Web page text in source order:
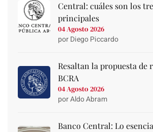
Central: cuáles son los
principales
04 Agosto 2026
por Diego Piccardo
Resaltan la propuesta de
BCRA
04 Agosto 2026
por Aldo Abram
Banco Central: Lo